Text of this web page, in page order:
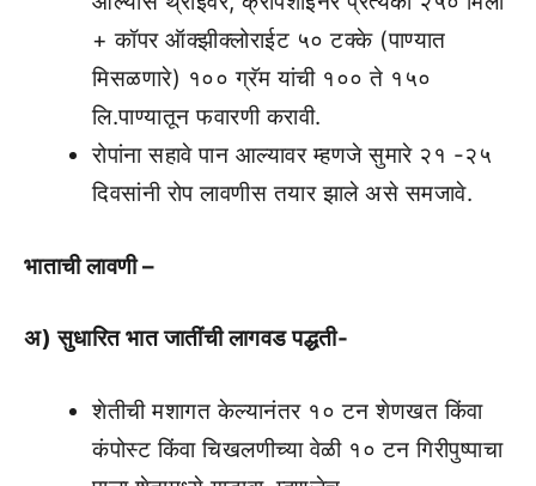
+ कॉपर ऑक्झीक्लोराईट ५० टक्के (पाण्यात
मिसळणारे) १०० ग्रॅम यांची १०० ते १५०
लि.पाण्यातून फवारणी करावी.
रोपांना सहावे पान आल्यावर म्हणजे सुमारे २१ -२५
दिवसांनी रोप लावणीस तयार झाले असे समजावे.
भाताची लावणी –
अ) सुधारित भात जातींची लागवड पद्धती-
शेतीची मशागत केल्यानंतर १० टन शेणखत किंवा
कंपोस्ट किंवा चिखलणीच्या वेळी १० टन गिरीपुष्पाचा